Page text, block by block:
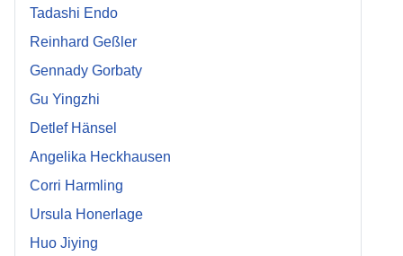
Tadashi Endo
Reinhard Geßler
Gennady Gorbaty
Gu Yingzhi
Detlef Hänsel
Angelika Heckhausen
Corri Harmling
Ursula Honerlage
Huo Jiying